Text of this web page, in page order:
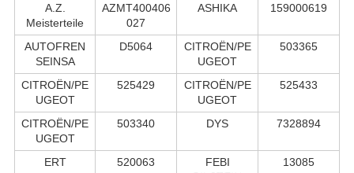
A.Z.
Meisterteile
AZMT400406
027
ASHIKA 159000619
AUTOFREN
SEINSA
D5064
CITROËN/PE
UGEOT
503365
CITROËN/PE
UGEOT
525429
CITROËN/PE
UGEOT
525433
CITROËN/PE
UGEOT
503340 DYS 7328894
ERT 520063
FEBI
13085